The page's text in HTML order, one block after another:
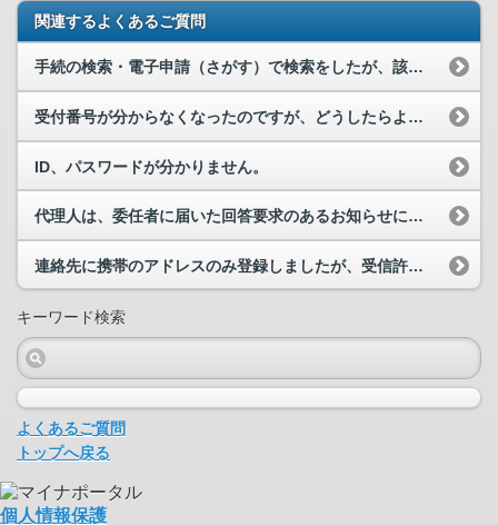
関連するよくあるご質問
手続の検索・電子申請（さがす）で検索をしたが、該当の手続がヒットしません。
受付番号が分からなくなったのですが、どうしたらよいでしょうか？
ID、パスワードが分かりません。
代理人は、委任者に届いた回答要求のあるお知らせに回答・申請することはできますか。
連絡先に携帯のアドレスのみ登録しましたが、受信許可しないまま電子申請を行ってしまいました。申請...
キーワード検索
よくあるご質問
トップへ戻る
個人情報保護